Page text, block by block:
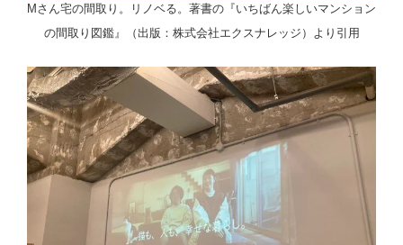
Mさん宅の間取り。リノベる。著書の『いちばん楽しいマンション
の間取り図鑑』（出版：株式会社エクスナレッジ）より引用